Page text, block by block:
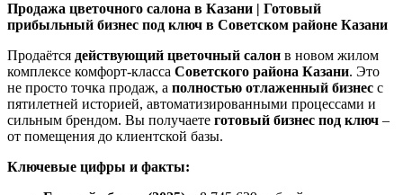
Продажа цветочного салона в Казани | Готовый
прибыльный бизнес под ключ в Советском районе Казани
Продаётся действующий цветочный салон в новом жилом
комплексе комфорт-класса Советского района Казани. Это
не просто точка продаж, а полностью отлаженный бизнес с
пятилетней историей, автоматизированными процессами и
сильным брендом. Вы получаете готовый бизнес под ключ –
от помещения до клиентской базы.
Ключевые цифры и факты: